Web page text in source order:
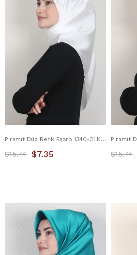
Piramit Düz Renk Eşarp 1340-31 Kırık Beyaz
$7.35
$15.74 $15.74